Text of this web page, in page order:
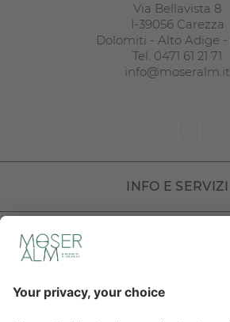
Via Bellavista 8
I-39056 Carezza
Dolomiti - Alto Adige -
Tel. 0471 61 21 71
info@moseralm.it
INFO E SERVIZI